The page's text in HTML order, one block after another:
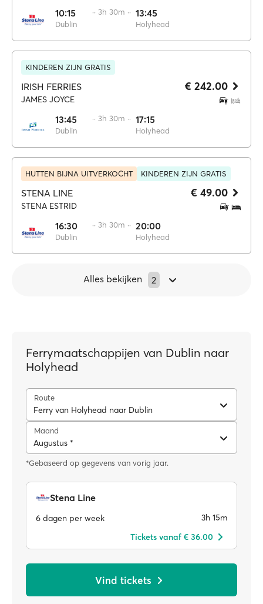
10:15
Dublin
·· 3h 30m ·· 13:45
Holyhead
KINDEREN ZIJN GRATIS
IRISH FERRIES
JAMES JOYCE
13:45
Dublin
·· 3h 30m ·· 17:15
Holyhead
€ 242.00
HUTTEN BIJNA UITVERKOCHT KINDEREN ZIJN GRATIS
STENA LINE
STENA ESTRID
16:30
Dublin
·· 3h 30m ·· 20:00
Holyhead
€ 49.00
Alles bekijken 2
Ferrymaatschappijen van Dublin naar
Holyhead
Route
Ferry van Holyhead naar Dublin
Maand
Augustus *
*Gebaseerd op gegevens van vorig jaar.
Stena Line
6 dagen per week
3h 15m
Tickets vanaf € 36.00
Vind tickets